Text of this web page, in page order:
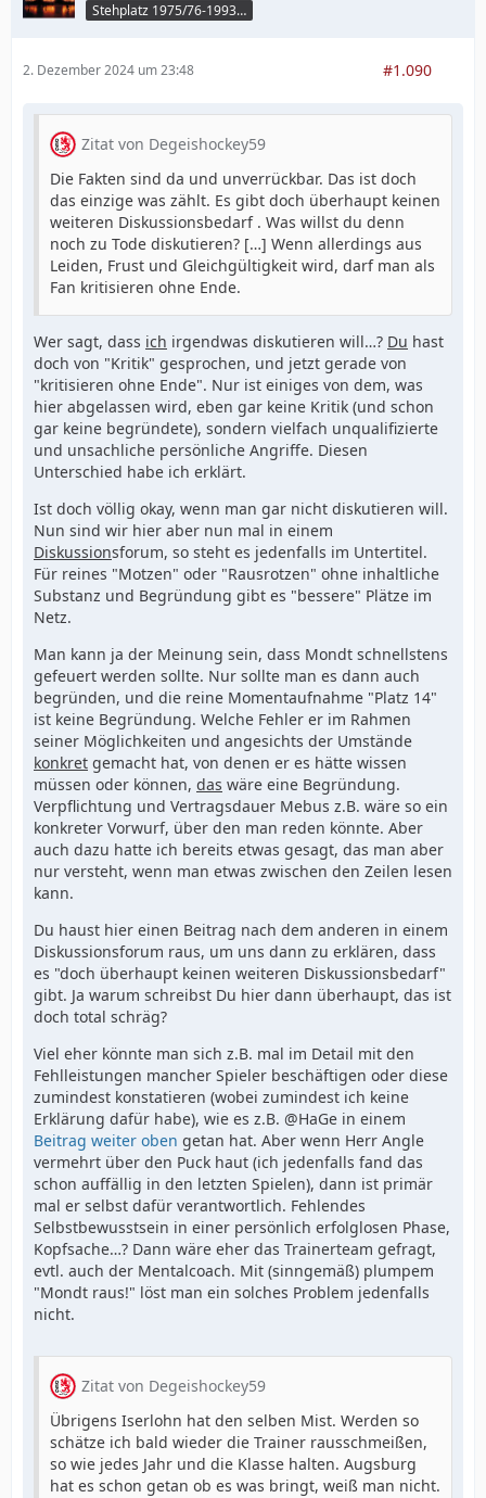
Stehplatz 1975/76-1993/94
2. Dezember 2024 um 23:48 #1.090
Zitat von Degeishockey59
Die Fakten sind da und unverrückbar. Das ist doch
das einzige was zählt. Es gibt doch überhaupt keinen
weiteren Diskussionsbedarf . Was willst du denn
noch zu Tode diskutieren? […] Wenn allerdings aus
Leiden, Frust und Gleichgültigkeit wird, darf man als
Fan kritisieren ohne Ende.
Wer sagt, dass ich irgendwas diskutieren will…? Du hast
doch von "Kritik" gesprochen, und jetzt gerade von
"kritisieren ohne Ende". Nur ist einiges von dem, was
hier abgelassen wird, eben gar keine Kritik (und schon
gar keine begründete), sondern vielfach unqualifizierte
und unsachliche persönliche Angriffe. Diesen
Unterschied habe ich erklärt.
Ist doch völlig okay, wenn man gar nicht diskutieren will.
Nun sind wir hier aber nun mal in einem
Diskussionsforum, so steht es jedenfalls im Untertitel.
Für reines "Motzen" oder "Rausrotzen" ohne inhaltliche
Substanz und Begründung gibt es "bessere" Plätze im
Netz.
Man kann ja der Meinung sein, dass Mondt schnellstens
gefeuert werden sollte. Nur sollte man es dann auch
begründen, und die reine Momentaufnahme "Platz 14"
ist keine Begründung. Welche Fehler er im Rahmen
seiner Möglichkeiten und angesichts der Umstände
konkret gemacht hat, von denen er es hätte wissen
müssen oder können, das wäre eine Begründung.
Verpflichtung und Vertragsdauer Mebus z.B. wäre so ein
konkreter Vorwurf, über den man reden könnte. Aber
auch dazu hatte ich bereits etwas gesagt, das man aber
nur versteht, wenn man etwas zwischen den Zeilen lesen
kann.
Du haust hier einen Beitrag nach dem anderen in einem
Diskussionsforum raus, um uns dann zu erklären, dass
es "doch überhaupt keinen weiteren Diskussionsbedarf"
gibt. Ja warum schreibst Du hier dann überhaupt, das ist
doch total schräg?
Viel eher könnte man sich z.B. mal im Detail mit den
Fehlleistungen mancher Spieler beschäftigen oder diese
zumindest konstatieren (wobei zumindest ich keine
Erklärung dafür habe), wie es z.B. @HaGe in einem
Beitrag weiter oben getan hat. Aber wenn Herr Angle
vermehrt über den Puck haut (ich jedenfalls fand das
schon auffällig in den letzten Spielen), dann ist primär
mal er selbst dafür verantwortlich. Fehlendes
Selbstbewusstsein in einer persönlich erfolglosen Phase,
Kopfsache…? Dann wäre eher das Trainerteam gefragt,
evtl. auch der Mentalcoach. Mit (sinngemäß) plumpem
"Mondt raus!" löst man ein solches Problem jedenfalls
nicht.
Zitat von Degeishockey59
Übrigens Iserlohn hat den selben Mist. Werden so
schätze ich bald wieder die Trainer rausschmeißen,
so wie jedes Jahr und die Klasse halten. Augsburg
hat es schon getan ob es was bringt, weiß man nicht.